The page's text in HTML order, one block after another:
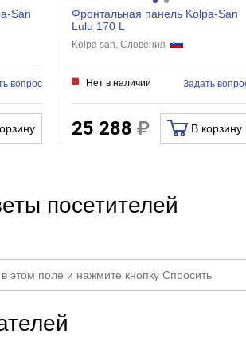
San
вопрос
Фронтальная панель Kolpa-San
Lulu 170 L
Kolpa san, Словения
Нет в наличии Задать
25 288 В корзину
посетителей